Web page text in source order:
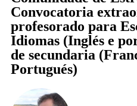
Convocatoria
profesorado para
Idiomas (Inglés e
de secundaria
Portugués)